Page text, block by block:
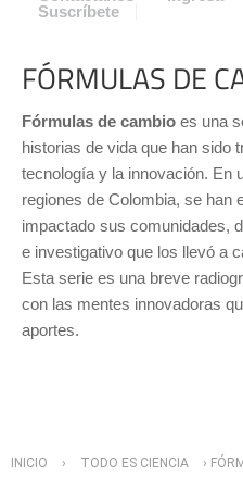
Suscríbete
FÓRMULAS DE
Fórmulas de cambio es una
historias de vida que han sido
tecnología y la innovación. En
regiones de Colombia, se han
impactado sus comunidades,
e investigativo que los llevó a
Esta serie es una breve
con las mentes innovadoras
aportes.
Usted está aquí
INICIO › TODO ES CIENCIA ›